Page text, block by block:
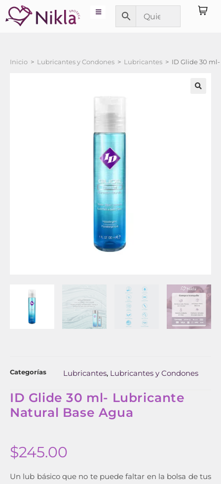
Inicio > Lubricantes y Condones > Lubricantes > ID Glide 30
Categorías Lubricantes, Lubricantes y Condones
ID Glide 30 ml- Lubricante
Natural Base Agua
$245.00
Un lub básico que no te puede faltar en la bolsa de tus